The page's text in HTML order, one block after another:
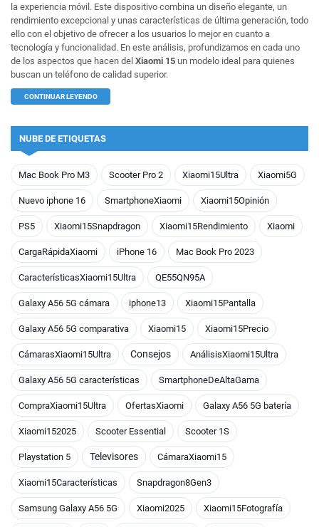
la experiencia móvil. Este dispositivo combina un diseño elegante, un
rendimiento excepcional y unas características de última generación, todo
ello con el objetivo de ofrecer a los usuarios lo mejor en cuanto a
tecnología y funcionalidad. En este análisis, profundizamos en cada uno
de los aspectos que hacen del Xiaomi 15 un modelo ideal para quienes
buscan un teléfono de calidad superior.
CONTINUAR LEYENDO
NUBE DE ETIQUETAS
Mac Book Pro M3 Scooter Pro 2 Xiaomi15Ultra Xiaomi5G
Nuevo iphone 16 SmartphoneXiaomi Xiaomi15Opinión
PS5 Xiaomi15Snapdragon Xiaomi15Rendimiento Xiaomi
CargaRápidaXiaomi iPhone 16 Mac Book Pro 2023
CaracterísticasXiaomi15Ultra QE55QN95A
Galaxy A56 5G cámara iphone13 Xiaomi15Pantalla
Galaxy A56 5G comparativa Xiaomi15 Xiaomi15Precio
CámarasXiaomi15Ultra Consejos AnálisisXiaomi15Ultra
Galaxy A56 5G características SmartphoneDeAltaGama
CompraXiaomi15Ultra OfertasXiaomi Galaxy A56 5G batería
Xiaomi152025 Scooter Essential Scooter 1S
Playstation 5 Televisores CámaraXiaomi15
Xiaomi15Características Snapdragon8Gen3
Samsung Galaxy A56 5G Xiaomi2025 Xiaomi15Fotografía